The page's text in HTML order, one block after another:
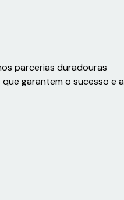
parcerias duradouras
garantem o sucesso e a